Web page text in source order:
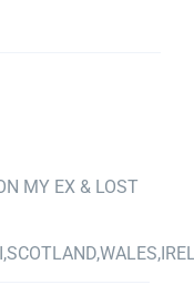
MY EX & LOST